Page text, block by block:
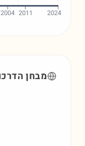
2004 2011 2024
מבחן